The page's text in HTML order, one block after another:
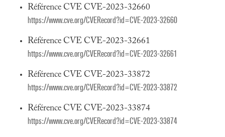
Référence CVE CVE-2023-32660
https://www.cve.org/CVERecord?id=CVE-2023-32660
Référence CVE CVE-2023-32661
https://www.cve.org/CVERecord?id=CVE-2023-32661
Référence CVE CVE-2023-33872
https://www.cve.org/CVERecord?id=CVE-2023-33872
Référence CVE CVE-2023-33874
https://www.cve.org/CVERecord?id=CVE-2023-33874